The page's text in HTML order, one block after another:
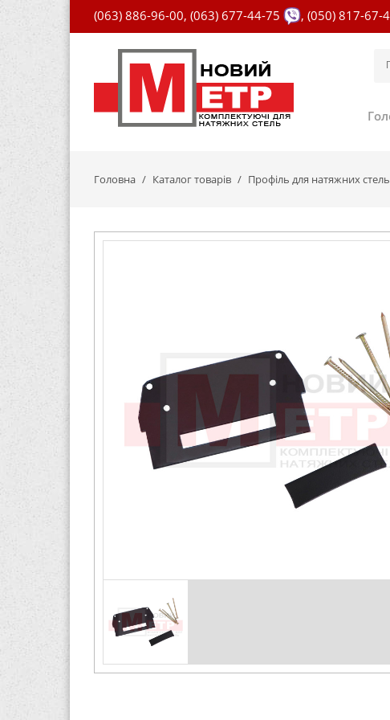
(063) 886-96-00, (063) 677-44-75 , (050) 817-67-
Головна Каталог товарів Профіль для натяжних стель